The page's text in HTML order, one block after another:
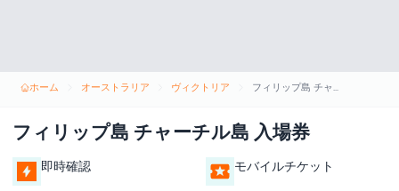
ホーム オーストラリア ヴィクトリア フィリップ島 チャーチル島 入場券
フィリップ島 チャーチル島 入場券
即時確認 モバイルチケット